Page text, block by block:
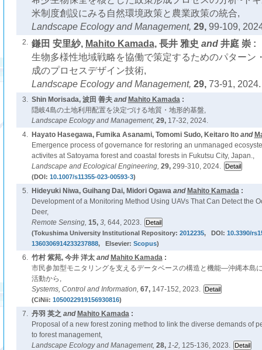
米制度創設にみる自然環境政策と農業政策の統合,
Landscape Ecology and Management, 29, 99-109,
2. 鎌田 安里紗, Mahito Kamada, 長井 雅史 and 井庭 崇 :
生物多様性地域戦略を協働で策定するためのパター
成のプロセスデザイン技術,
Landscape Ecology and Management, 29, 73-91, 2024.
3. Shin Morisada, 波田 善夫and Mahito Kamada:
隠岐4島の土地利用配置を決定づける地質・地形的基盤,
Landscape Ecology and Management, 29, 17-32, 2024.
4.
Hayato Hasegawa, Fumika Asanami, Tomomi Sudo, Keitaro Itoand
Emergence process of governance for restoring an unmanaged
activites at Satoyama forest and coastal forests in Fukutsu City, Japan.,
Landscape and Ecological Engineering, 29, 299-310, 2024.
(DOI: 10.1007/s11355-023-00593-3)
5. Hideyuki Niwa, Guihang Dai, Midori Ogawaand Mahito Kamada:
Development of a Monitoring Method Using UAVs That Can Detect the
Deer,
Remote Sensing, 15, 3, 644, 2023.
(Tokushima University Institutional Repository: 2012235, DOI: 10.3390/
1360306914233237888, Elsevier: Scopus)
6. 竹村 紫苑, 今井 洋太and Mahito Kamada:
市民参加型モニタリングを支えるデータベースの構造と機能―沖縄本島
活動から,
Systems, Control and Information, 67, 147-152, 2023.
(CiNii: 1050022919156930816)
7. 丹羽 英之 and Mahito Kamada:
Proposal of a new forest zoning method to link the diverse demands of
to forest management,
Landscape Ecology and Management, 28, 1-2, 125-136, 2023.